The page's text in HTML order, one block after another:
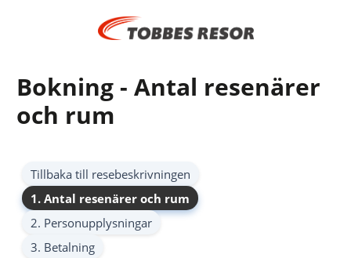
Bokning - Antal resenärer
och rum
Tillbaka till resebeskrivningen
1. Antal resenärer och rum
2. Personupplysningar
3. Betalning